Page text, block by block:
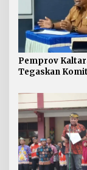
Pemprov
Tegaskan
Prasarana SLB
Nunukan